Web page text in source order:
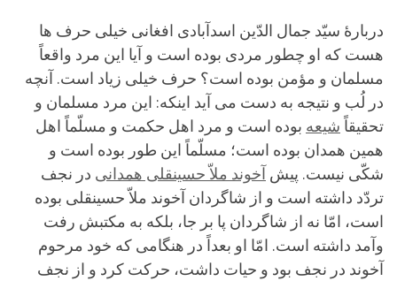
دربارۀ سیّد جمال الدّین اسدآبادی افغانی خیلی حرف ها
هست که او چطور مردی بوده است و آیا این مرد واقعاً
مسلمان و مؤمن بوده است؟ حرف خیلی زیاد است. آنچه
در لُب و نتیجه به دست می آید اینکه: این مرد مسلمان و
تحقیقاً شیعه بوده است و مرد اهل حکمت و مسلّماً اهل
همین همدان بوده است؛ مسلّماً این طور بوده است و
شکّی نیست. پیش آخوند ملاّ حسینقلی همدانی در نجف
تردّد داشته است و از شاگردان آخوند ملاّ حسینقلی بوده
است، امّا نه از شاگردان پا بر جا، بلکه به مکتبش رفت
وآمد داشته است. امّا او بعداً در هنگامی که خود مرحوم
آخوند در نجف بود و حیات داشت، حرکت کرد و از نجف